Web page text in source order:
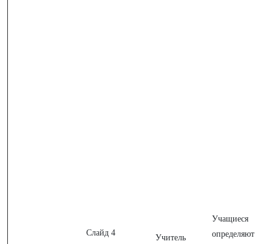
Слайд 4
Учитель
Учащиеся
определяют